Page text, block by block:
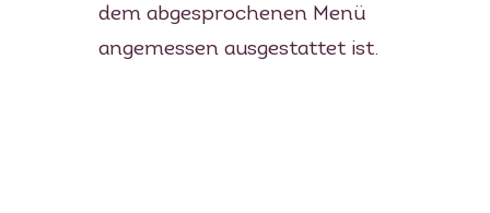
dem abgesprochenen Menü
angemessen ausgestattet ist.